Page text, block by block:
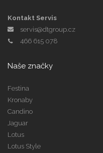
Kontakt Servis
servis@dtgroup.cz
466 615 078
Naše značky
Festina
Kronaby
Candino
Jaguar
Lotus
Lotus Style